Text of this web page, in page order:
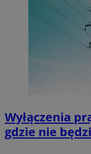
Wyłączenia
gdzie nie